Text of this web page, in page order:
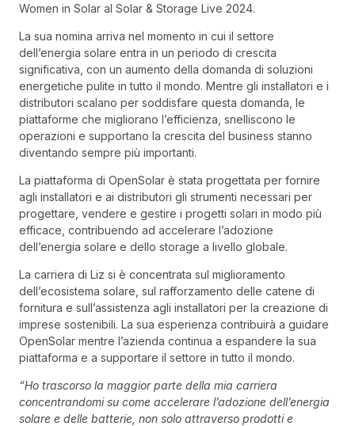
Women in Solar al Solar & Storage Live 2024.
La sua nomina arriva nel momento in cui il settore
dell’energia solare entra in un periodo di crescita
significativa, con un aumento della domanda di soluzioni
energetiche pulite in tutto il mondo. Mentre gli installatori e i
distributori scalano per soddisfare questa domanda, le
piattaforme che migliorano l’efficienza, snelliscono le
operazioni e supportano la crescita del business stanno
diventando sempre più importanti.
La piattaforma di OpenSolar è stata progettata per fornire
agli installatori e ai distributori gli strumenti necessari per
progettare, vendere e gestire i progetti solari in modo più
efficace, contribuendo ad accelerare l’adozione
dell’energia solare e dello storage a livello globale.
La carriera di Liz si è concentrata sul miglioramento
dell’ecosistema solare, sul rafforzamento delle catene di
fornitura e sull’assistenza agli installatori per la creazione di
imprese sostenibili. La sua esperienza contribuirà a guidare
OpenSolar mentre l’azienda continua a espandere la sua
piattaforma e a supportare il settore in tutto il mondo.
“Ho trascorso la maggior parte della mia carriera
concentrandomi su come accelerare l’adozione dell’energia
solare e delle batterie, non solo attraverso prodotti e